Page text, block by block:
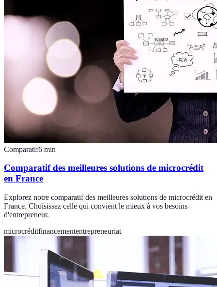
Comparatif6 min
Comparatif des meilleures solutions de microcrédit
en France
Explorez notre comparatif des meilleures solutions de microcrédit en
France. Choisissez celle qui convient le mieux à vos besoins
d'entrepreneur.
microcréditfinancemententrepreneuriat